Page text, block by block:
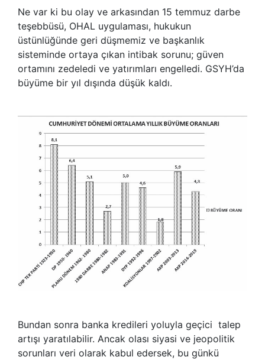
Ne var ki bu olay ve arkasından 15 temmuz darbe
teşebbüsü, OHAL uygulaması, hukukun
üstünlüğünde geri düşmemiz ve başkanlık
sisteminde ortaya çıkan intibak sorunu; güven
ortamını zedeledi ve yatırımları engelledi. GSYH’da
büyüme bir yıl dışında düşük kaldı.
Bundan sonra banka kredileri yoluyla geçici talep
artışı yaratılabilir. Ancak olası siyasi ve jeopolitik
sorunları veri olarak kabul edersek, bu günkü